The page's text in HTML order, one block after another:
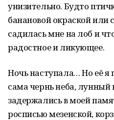
унизительно. Будто
банановой окраской или
садилась мне на лоб и
радостное и ликующее.
Ночь наступала… Но её я
сама чернь неба, лунный
задержались в моей
росписью мезенской,